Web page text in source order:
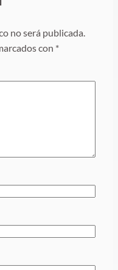
no será publicada.
con *